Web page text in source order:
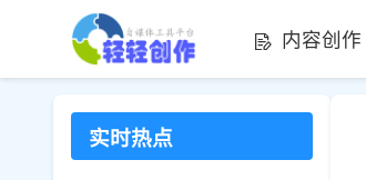
内容创作
实时热点